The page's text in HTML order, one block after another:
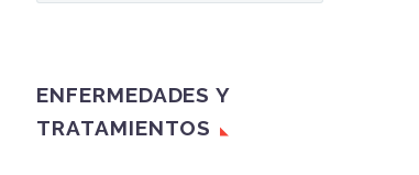
ENFERMEDADES Y
TRATAMIENTOS